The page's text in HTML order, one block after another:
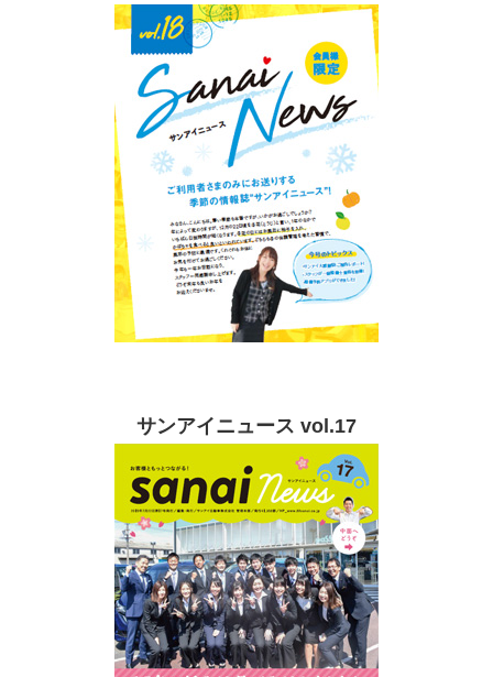
サンアイニュース vol.17